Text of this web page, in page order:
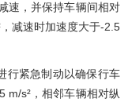
速，并保持车辆间相对
减速时加速度大于-2.5
行紧急制动以确保行车
m/s²，相邻车辆相对纵